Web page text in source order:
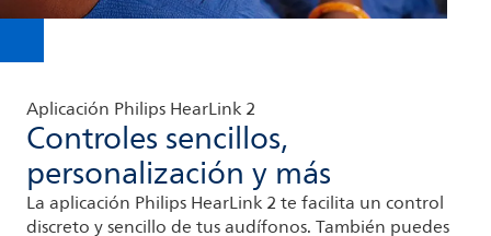
Aplicación Philips HearLink 2
Controles sencillos,
personalización y más
La aplicación Philips HearLink 2 te facilita un control
discreto y sencillo de tus audífonos. También puedes